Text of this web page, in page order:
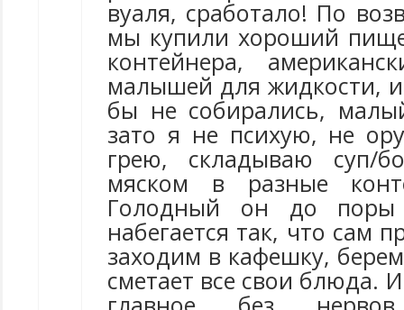
вуаля, сработало! По
мы купили хороший
контейнера,
малышей для жидкости, и
бы не собирались,
зато я не психую, не
грею, складываю
мяском в разные
Голодный он до
набегается так, что сам
заходим в кафешку,
сметает все свои блюда.